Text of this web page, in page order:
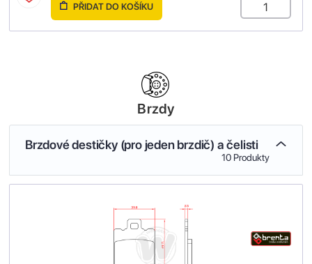
PŘIDAT DO KOŠÍKU
Brzdy
Brzdové destičky (pro jeden brzdič) a čelisti
10 Produkty